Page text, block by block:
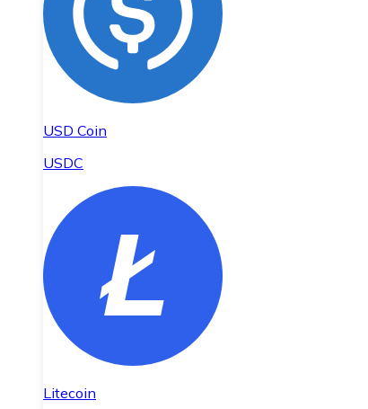
USD Coin
USDC
Litecoin